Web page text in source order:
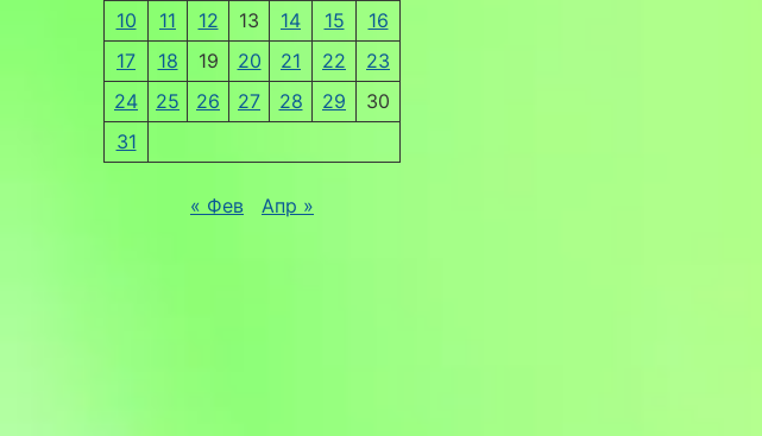
10
11 12 13 14 15
16
17
18 19 20 21 22
23
24
25 26 27 28 29
30
31
« Фев Апр »